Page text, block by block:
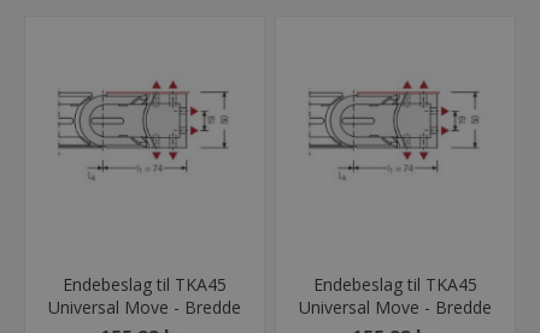
Endebeslag til TKA45
Universal Move - Bredde
Endebeslag til TKA45
Universal Move - Bredde